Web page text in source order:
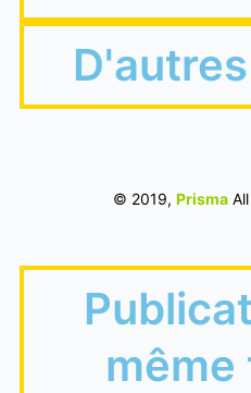
© 2019, Prisma
même